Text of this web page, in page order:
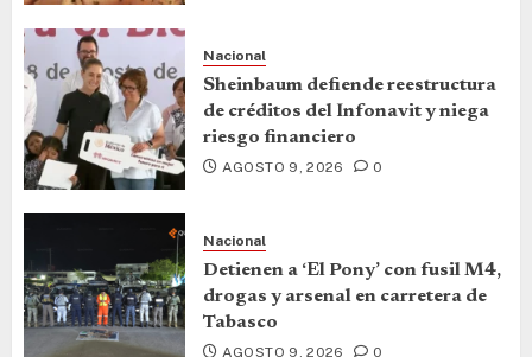
Nacional
Sheinbaum defiende reestructura
de créditos del Infonavit y niega
riesgo financiero
AGOSTO 9, 2026 0
Nacional
Detienen a ‘El Pony’ con fusil M4,
drogas y arsenal en carretera de
Tabasco
AGOSTO 9, 2026 0